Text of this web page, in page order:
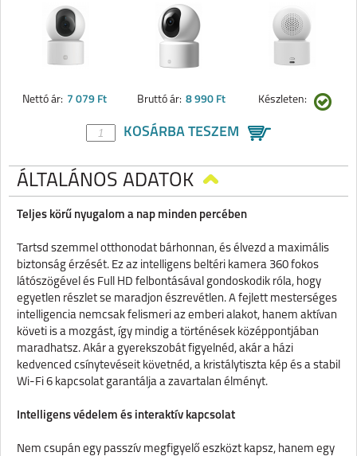
Nettó ár: 7 079 Ft Bruttó ár: 8 990 Ft Készleten:
KOSÁRBA TESZEM
ÁLTALÁNOS ADATOK
Teljes körű nyugalom a nap minden percében
Tartsd szemmel otthonodat bárhonnan, és élvezd a maximális
biztonság érzését. Ez az intelligens beltéri kamera 360 fokos
látószögével és Full HD felbontásával gondoskodik róla, hogy
egyetlen részlet se maradjon észrevétlen. A fejlett mesterséges
intelligencia nemcsak felismeri az emberi alakot, hanem aktívan
követi is a mozgást, így mindig a történések középpontjában
maradhatsz. Akár a gyerekszobát figyelnéd, akár a házi
kedvenced csínytevéseit követnéd, a kristálytiszta kép és a stabil
Wi-Fi 6 kapcsolat garantálja a zavartalan élményt.
Intelligens védelem és interaktív kapcsolat
Nem csupán egy passzív megfigyelő eszközt kapsz, hanem egy